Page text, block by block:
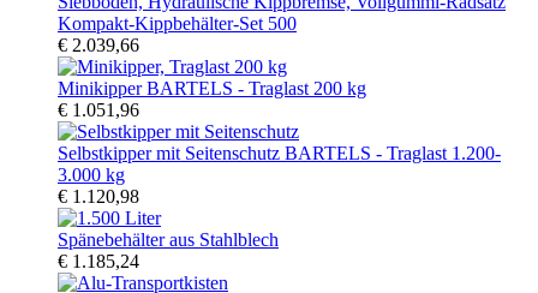
Kompakt-Kippbehälter-Set 500
€ 2.039,66
Minikipper BARTELS - Traglast 200 kg
€ 1.051,96
Selbstkipper mit Seitenschutz BARTELS - Traglast 1.200-
3.000 kg
€ 1.120,98
Spänebehälter aus Stahlblech
€ 1.185,24